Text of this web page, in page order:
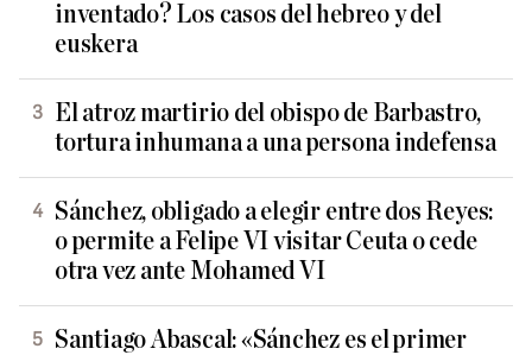
inventado? Los casos del hebreo y del
euskera
El atroz martirio del obispo de Barbastro,
tortura inhumana a una persona indefensa
Sánchez, obligado a elegir entre dos Reyes:
o permite a Felipe VI visitar Ceuta o cede
otra vez ante Mohamed VI
Santiago Abascal: «Sánchez es el primer